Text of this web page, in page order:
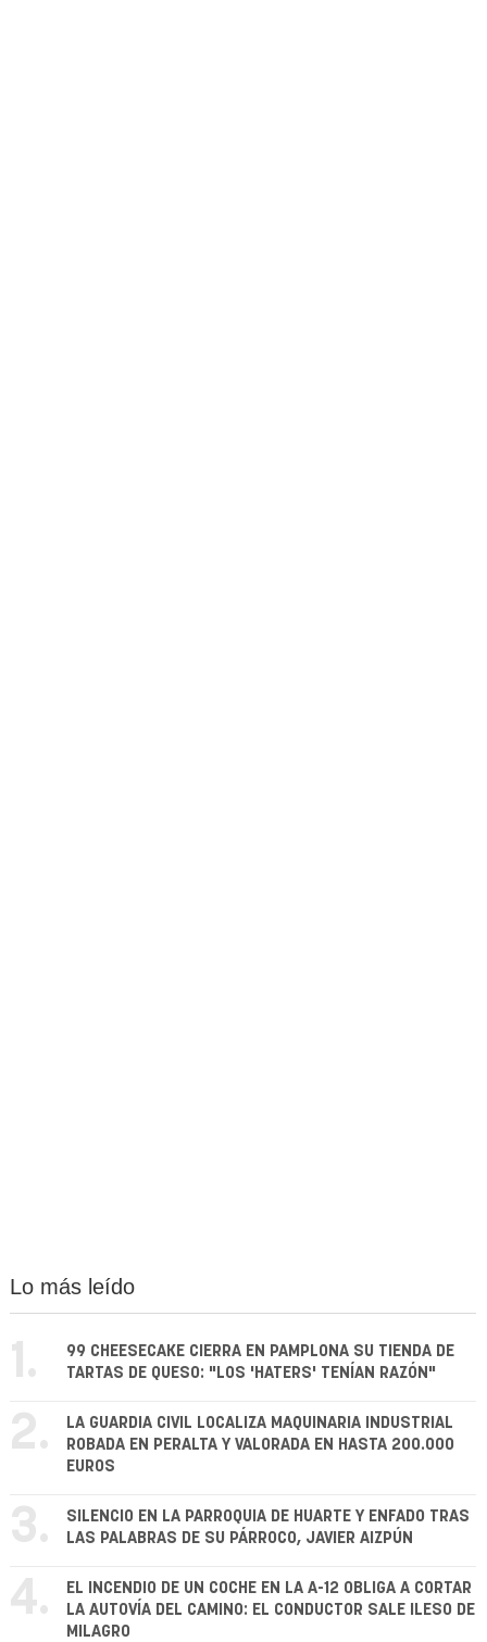
Lo más leído
1.
99 CHEESECAKE CIERRA EN PAMPLONA SU TIENDA DE
TARTAS DE QUESO: "LOS 'HATERS' TENÍAN RAZÓN"
2.
LA GUARDIA CIVIL LOCALIZA MAQUINARIA INDUSTRIAL
ROBADA EN PERALTA Y VALORADA EN HASTA 200.000
EUROS
3.
SILENCIO EN LA PARROQUIA DE HUARTE Y ENFADO TRAS
LAS PALABRAS DE SU PÁRROCO, JAVIER AIZPÚN
4.
EL INCENDIO DE UN COCHE EN LA A-12 OBLIGA A CORTAR
LA AUTOVÍA DEL CAMINO: EL CONDUCTOR SALE ILESO DE
MILAGRO